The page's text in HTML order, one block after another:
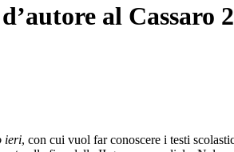
al Cassaro
ieri, con cui vuol far conoscere i testi